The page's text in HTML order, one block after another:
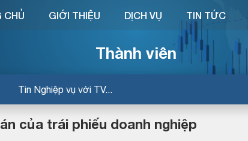
Thành viên
Tin Nghiệp vụ với TV...
CHỦ GIỚI THIỆU DỊCH VỤ TIN TỨC
của trái phiếu doanh nghiệp